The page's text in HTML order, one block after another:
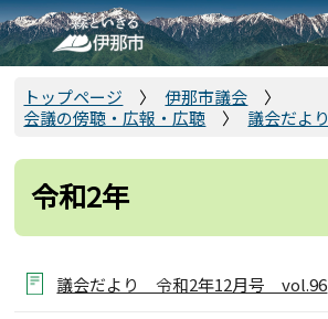
こ
の
ペ
で
トップページ
伊那市議会
会議の傍聴・広報・広聴
議会だより
令和2年
議会だより 令和2年12月号 vol.96